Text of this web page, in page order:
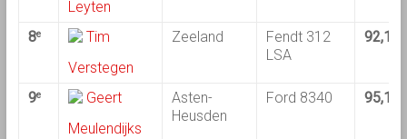
Leyten
8e
Tim
Verstegen
Zeeland
Fendt 312
LSA
92,14
9e
Geert
Meulendijks
Asten-
Heusden
Ford 8340 95,14